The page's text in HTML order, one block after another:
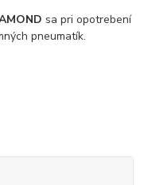
sa pri opotrebení
pneumatík.